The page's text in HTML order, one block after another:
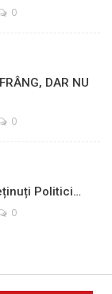
0
DAR NU
0
Politici…
0